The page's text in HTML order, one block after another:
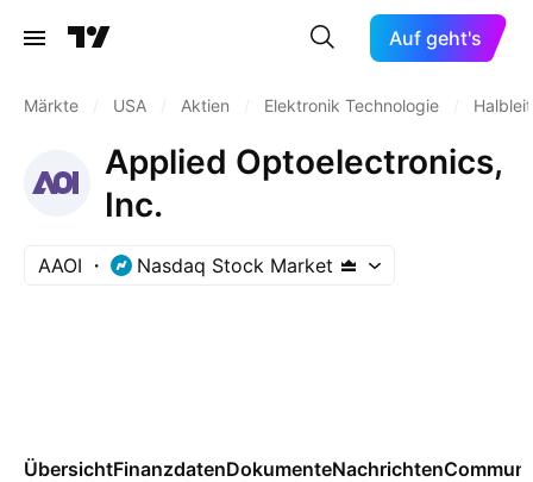
Auf geht's
Märkte USA Aktien Elektronik Technologie
Applied Optoelectronics,
Inc.
AAOI Nasdaq Stock Market
ÜbersichtFinanzdatenDokumenteNachrichten